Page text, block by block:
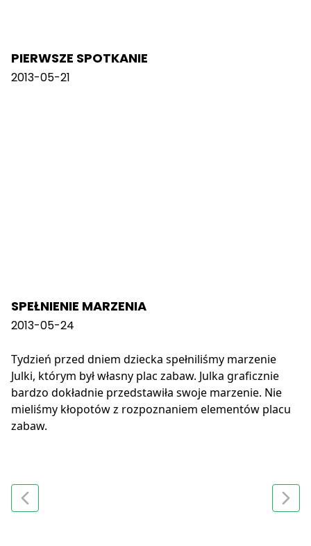
PIERWSZE SPOTKANIE
2013-05-21
SPEŁNIENIE MARZENIA
2013-05-24
Tydzień przed dniem dziecka spełniliśmy marzenie
Julki, którym był własny plac zabaw. Julka graficznie
bardzo dokładnie przedstawiła swoje marzenie. Nie
mieliśmy kłopotów z rozpoznaniem elementów placu
zabaw.